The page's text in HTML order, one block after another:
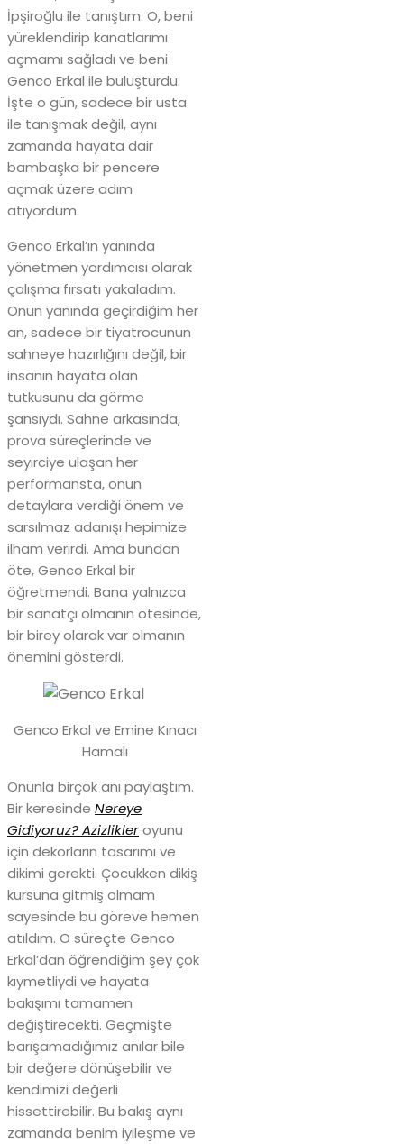
İpşiroğlu ile tanıştım. O, beni
yüreklendirip kanatlarımı
açmamı sağladı ve beni
Genco Erkal ile buluşturdu.
İşte o gün, sadece bir usta
ile tanışmak değil, aynı
zamanda hayata dair
bambaşka bir pencere
açmak üzere adım
atıyordum.
Genco Erkal’ın yanında
yönetmen yardımcısı olarak
çalışma fırsatı yakaladım.
Onun yanında geçirdiğim her
an, sadece bir tiyatrocunun
sahneye hazırlığını değil, bir
insanın hayata olan
tutkusunu da görme
şansıydı. Sahne arkasında,
prova süreçlerinde ve
seyirciye ulaşan her
performansta, onun
detaylara verdiği önem ve
sarsılmaz adanışı hepimize
ilham verirdi. Ama bundan
öte, Genco Erkal bir
öğretmendi. Bana yalnızca
bir sanatçı olmanın ötesinde,
bir birey olarak var olmanın
önemini gösterdi.
Genco Erkal ve Emine Kınacı
Hamalı
Onunla birçok anı paylaştım.
Bir keresinde Nereye
Gidiyoruz? Azizlikleroyunu
için dekorların tasarımı ve
dikimi gerekti. Çocukken dikiş
kursuna gitmiş olmam
sayesinde bu göreve hemen
atıldım. O süreçte Genco
Erkal’dan öğrendiğim şey çok
kıymetliydi ve hayata
bakışımı tamamen
değiştirecekti. Geçmişte
barışamadığımız anılar bile
bir değere dönüşebilir ve
kendimizi değerli
hissettirebilir. Bu bakış aynı
zamanda benim iyileşme ve